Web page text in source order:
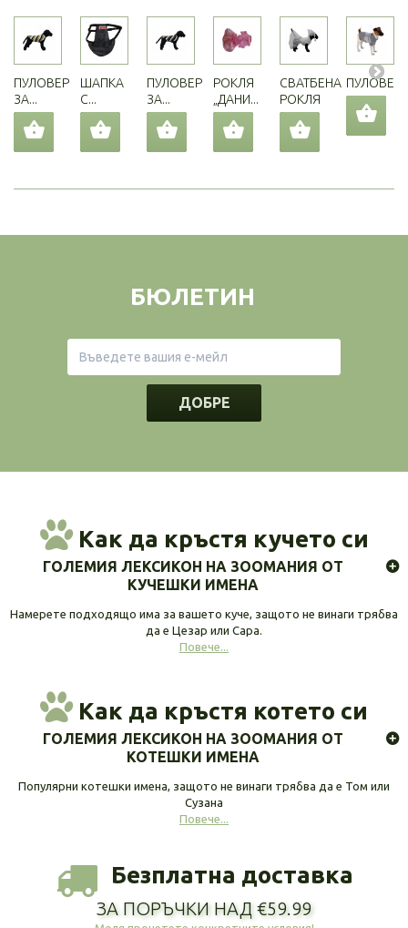
ПУЛОВЕР
ЗА...
ШАПКА
С...
ПУЛОВЕР
ЗА...
РОКЛЯ
„ДАНИ...
СВАТБЕНА
РОКЛЯ
БЮЛЕТИН
ДОБРЕ
Как да кръстя кучето си
ГОЛЕМИЯ ЛЕКСИКОН НА ЗООМАНИЯ ОТ
КУЧЕШКИ ИМЕНА
Намерете подходящо има за вашето куче, защото не винаги трябва
да е Цезар или Сара.
Повече...
Как да кръстя котето си
ГОЛЕМИЯ ЛЕКСИКОН НА ЗООМАНИЯ ОТ
КОТЕШКИ ИМЕНА
Популярни котешки имена, защото не винаги трябва да е Том или
Сузана
Повече...
Безплатна доставка
ЗА ПОРЪЧКИ НАД €59.99